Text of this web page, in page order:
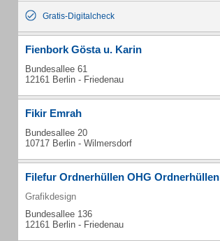
Gratis-Digitalcheck
Fienbork Gösta u. Karin
Bundesallee 61
12161 Berlin - Friedenau
Fikir Emrah
Bundesallee 20
10717 Berlin - Wilmersdorf
Filefur Ordnerhüllen OHG Ordnerhüllen
Grafikdesign
Bundesallee 136
12161 Berlin - Friedenau